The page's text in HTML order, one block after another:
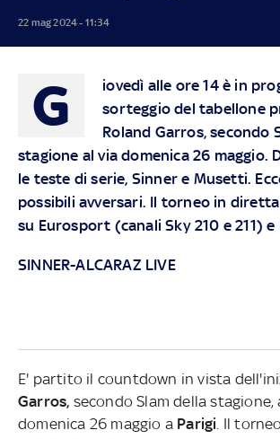
22 mag 2024 - 11:34
G
iovedì alle ore 14 è in
sorteggio del tabellone
Roland Garros, secondo
stagione al via domenica 26 maggio.
le teste di serie, Sinner e Musetti.
possibili avversari. Il torneo in diretta
su Eurosport (canali Sky 210 e 211) e
SINNER-ALCARAZ LIVE
E' partito il countdown in vista
Garros, secondo Slam della stagione,
domenica 26 maggio a Parigi . Il